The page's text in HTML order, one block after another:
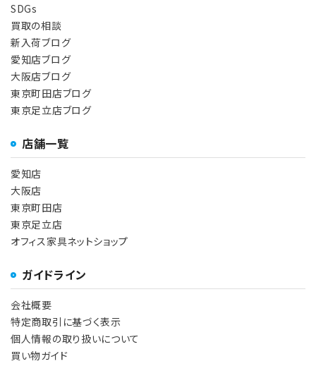
SDGs
買取の相談
新入荷ブログ
愛知店ブログ
大阪店ブログ
東京町田店ブログ
東京足立店ブログ
店舗一覧
愛知店
大阪店
東京町田店
東京足立店
オフィス家具ネットショップ
ガイドライン
会社概要
特定商取引に基づく表示
個人情報の取り扱いについて
買い物ガイド